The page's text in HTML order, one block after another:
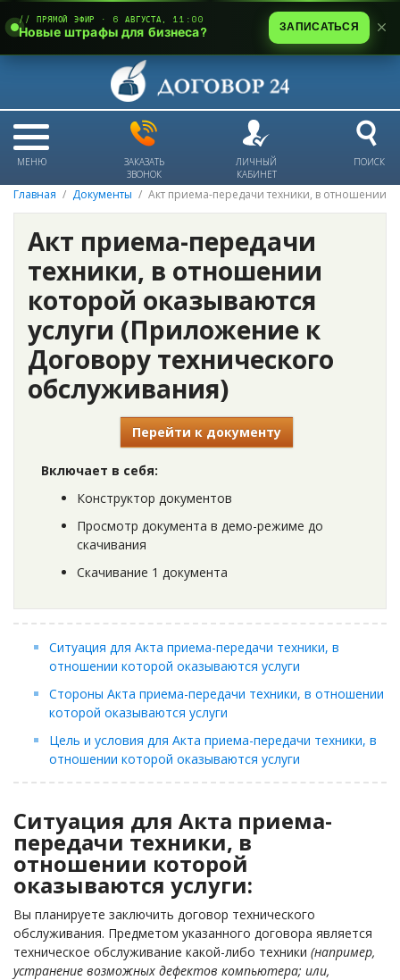
МЕНЮ
ЗАКАЗАТЬ
ЗВОНОК
ЛИЧНЫЙ
КАБИНЕТ
ПОИСК
Главная Документы Акт приема-передачи техники, в отношении
Акт приема-передачи
техники, в отношении
которой оказываются
услуги (Приложение к
Договору технического
обслуживания)
Перейти к документу
Включает в себя:
Конструктор документов
Просмотр документа в демо-режиме до
скачивания
Скачивание 1 документа
Ситуация для Акта приема-передачи техники, в
отношении которой оказываются услуги
Стороны Акта приема-передачи техники, в отношении
которой оказываются услуги
Цель и условия для Акта приема-передачи техники, в
отношении которой оказываются услуги
Ситуация для Акта приема-
передачи техники, в
отношении которой
оказываются услуги:
Вы планируете заключить договор технического
обслуживания. Предметом указанного договора является
техническое обслуживание какой-либо техники (например,
устранение возможных дефектов компьютера; или,
// ПРЯМОЙ ЭФИР · 6 АВГУСТА, 11:00
Новые штрафы для бизнеса? ЗАПИСАТЬСЯ